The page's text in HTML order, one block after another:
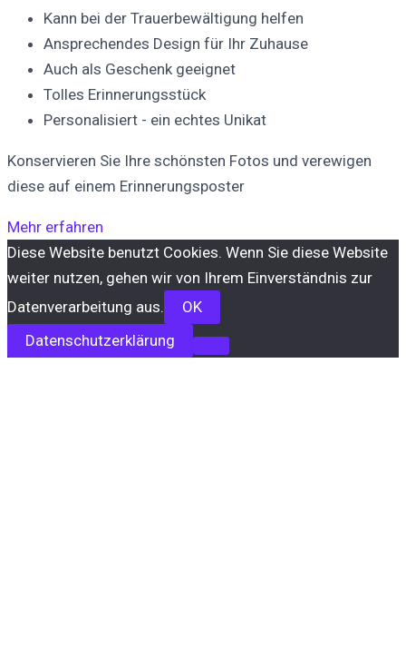
Kann bei der Trauerbewältigung helfen
Ansprechendes Design für Ihr Zuhause
Auch als Geschenk geeignet
Tolles Erinnerungsstück
Personalisiert - ein echtes Unikat
Konservieren Sie Ihre schönsten Fotos und verewigen
diese auf einem Erinnerungsposter
Mehr erfahren
Diese Website benutzt Cookies. Wenn Sie diese Website
weiter nutzen, gehen wir von Ihrem Einverständnis zur
Datenverarbeitung aus.
OK
Datenschutzerklärung